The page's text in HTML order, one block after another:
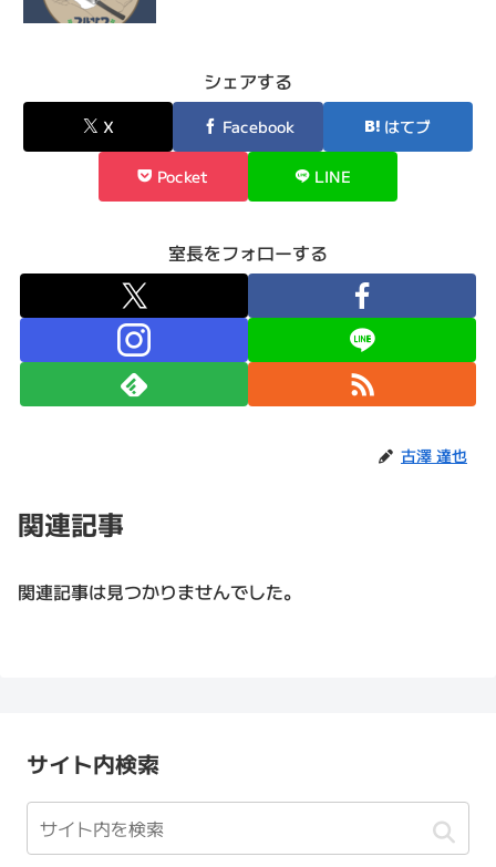
シェアする
X Facebook はてブ
Pocket LINE
室長をフォローする
古澤 達也
関連記事
関連記事は見つかりませんでした。
サイト内検索